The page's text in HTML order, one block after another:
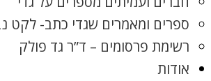
ספרים ומאמרים שגדי כתב- לקט
רשימת פרסומים – ד”ר גד פולק
אודות